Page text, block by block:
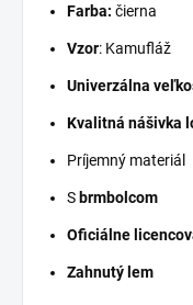
Farba: čierna
Vzor: Kamufláž
Univerzálna
Kvalitná nášivka
Príjemný materiál
S brmbolcom
Oficiálne
Zahnutý lem